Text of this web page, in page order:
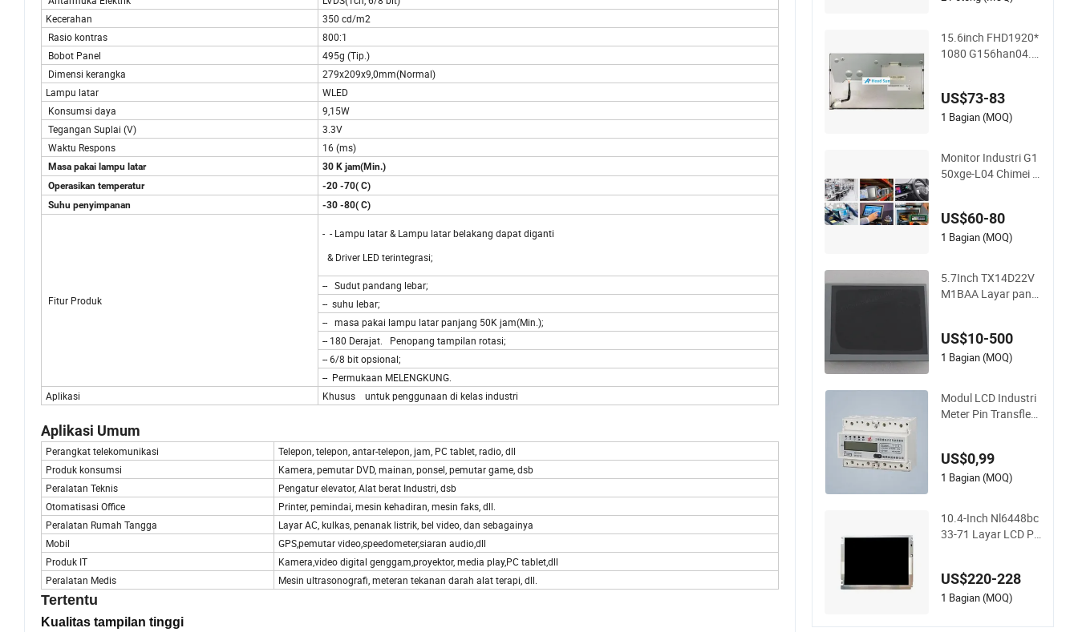
Kecerahan
350 cd/m2
Rasio kontras
800:1
Bobot Panel
495g (Tip.)
Dimensi kerangka
279x209x9,0mm(Normal)
Lampu latar
WLED
Konsumsi daya
9,15W
Tegangan Suplai (V)
3.3V
Waktu Respons
16 (ms)
Masa pakai lampu latar
30 K jam(Min.)
Operasikan temperatur
-20 -70( C)
Suhu penyimpanan
-30 -80( C)
Fitur Produk
- - Lampu latar & Lampu latar belakang dapat diganti
& Driver LED terintegrasi;
-- Sudut pandang lebar;
-- suhu lebar;
-- masa pakai lampu latar panjang 50K jam(Min.);
-- 180 Derajat. Penopang tampilan rotasi;
-- 6/8 bit opsional;
-- Permukaan MELENGKUNG.
Aplikasi
Khusus untuk penggunaan di kelas industri
Aplikasi Umum
Perangkat telekomunikasi
Telepon, telepon, antar-telepon, jam, PC tablet, radio, dll
Produk konsumsi
Kamera, pemutar DVD, mainan, ponsel, pemutar game, dsb
Peralatan Teknis
Pengatur elevator, Alat berat Industri, dsb
Otomatisasi Office
Printer, pemindai, mesin kehadiran, mesin faks, dll.
Peralatan Rumah Tangga
Layar AC, kulkas, penanak listrik, bel video, dan sebagainya
Mobil
GPS,pemutar video,speedometer,siaran audio,dll
Produk IT
Kamera,video digital genggam,proyektor, media play,PC tablet,dll
Peralatan Medis
Mesin ultrasonografi, meteran tekanan darah alat terapi, dll.
Tertentu
Kualitas tampilan tinggi
15.6inch FHD1920*
1080 G156han04.1
Tinggi Outdoor
US$73-83
1 Bagian (MOQ)
Monitor Industri G1
50xge-L04 Chimei 1
ut Pandang Luas P
engganti
US$60-80
1 Bagian (MOQ)
5.7Inch TX14D22V
M1BAA Layar panel
US$10-500
1 Bagian (MOQ)
Modul LCD Industri
Meter Pin Transflect
US$0,99
1 Bagian (MOQ)
10.4-Inch Nl6448bc
33-71 Layar LCD Pa
xy Note
US$220-228
1 Bagian (MOQ)